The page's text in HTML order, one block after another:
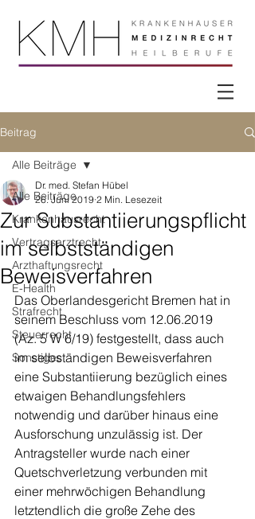
Beitrag
Alle Beiträge
Krankenhausrecht
Vertragsarztrecht
Arzthaftungsrecht
E-Health
Strafrecht
Steuerrecht
Sonstiges
Alle Beiträge
Zur Substantiierungspflicht
im selbstständigen
Beweisverfahren
Dr. med. Stefan Hübel
26. Juni 2019 2 Min. Lesezeit
Das Oberlandesgericht Bremen hat in
seinem Beschluss vom 12.06.2019
(Az. 5 W 6/19) festgestellt, dass auch
im selbständigen Beweisverfahren
eine Substantiierung bezüglich eines
etwaigen Behandlungsfehlers
notwendig und darüber hinaus eine
Ausforschung unzulässig ist. Der
Antragsteller wurde nach einer
Quetschverletzung verbunden mit
einer mehrwöchigen Behandlung
letztendlich die große Zehe des